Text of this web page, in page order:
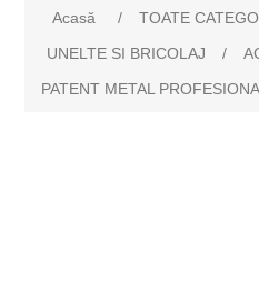
Acasă / TOATE
UNELTE SI BRICOLAJ
/
PATENT METAL